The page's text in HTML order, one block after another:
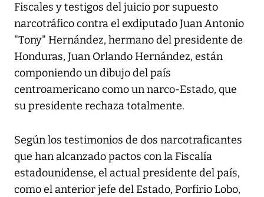
Fiscales y testigos del juicio por supuesto
narcotráfico contra el exdiputado Juan Antonio
"Tony" Hernández, hermano del presidente de
Honduras, Juan Orlando Hernández, están
componiendo un dibujo del país
centroamericano como un narco-Estado, que
su presidente rechaza totalmente.
Según los testimonios de dos narcotraficantes
que han alcanzado pactos con la Fiscalía
estadounidense, el actual presidente del país,
como el anterior jefe del Estado, Porfirio Lobo,